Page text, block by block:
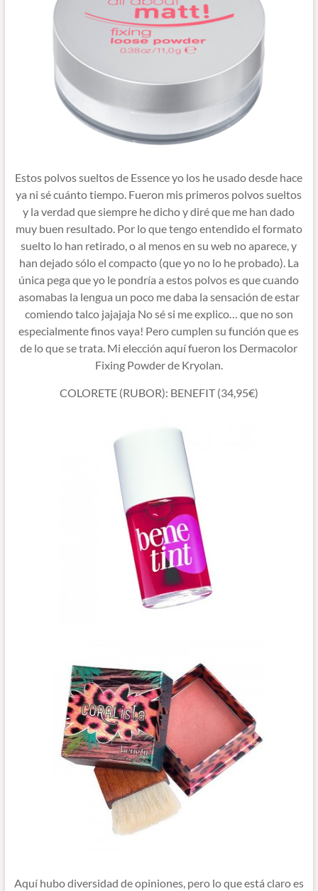
Estos polvos sueltos de Essence yo los he usado desde hace
ya ni sé cuánto tiempo. Fueron mis primeros polvos sueltos
y la verdad que siempre he dicho y diré que me han dado
muy buen resultado. Por lo que tengo entendido el formato
suelto lo han retirado, o al menos en su web no aparece, y
han dejado sólo el compacto (que yo no lo he probado). La
única pega que yo le pondría a estos polvos es que cuando
asomabas la lengua un poco me daba la sensación de estar
comiendo talco jajajaja No sé si me explico… que no son
especialmente finos vaya! Pero cumplen su función que es
de lo que se trata. Mi elección aquí fueron los Dermacolor
Fixing Powder de Kryolan.
COLORETE (RUBOR): BENEFIT (34,95€)
Aquí hubo diversidad de opiniones, pero lo que está claro es